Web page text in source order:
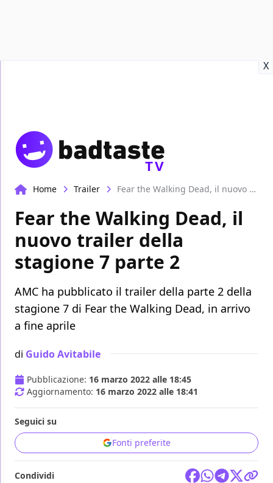
X
TV
Home Trailer Fear the Walking Dead, il nuovo trailer della stagione 7 parte 2
Fear the Walking Dead, il
nuovo trailer della
stagione 7 parte 2
AMC ha pubblicato il trailer della parte 2 della
stagione 7 di Fear the Walking Dead, in arrivo
a fine aprile
di Guido Avitabile
Pubblicazione: 16 marzo 2022 alle 18:45
Aggiornamento: 16 marzo 2022 alle 18:41
Seguici su
Fonti preferite
Condividi